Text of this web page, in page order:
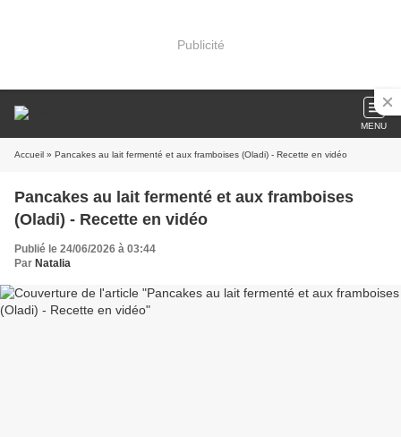
Publicité
MENU
Accueil » Pancakes au lait fermenté et aux framboises (Oladi) - Recette en vidéo
Pancakes au lait fermenté et aux framboises
(Oladi) - Recette en vidéo
Publié le 24/06/2026 à 03:44
Par Natalia